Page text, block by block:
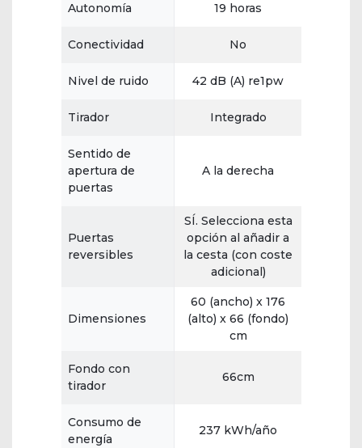
Autonomía 19 horas
Conectividad No
Nivel de ruido 42 dB (A) re1pw
Tirador Integrado
Sentido de
apertura de
puertas
A la derecha
Puertas
reversibles
SÍ. Selecciona esta
opción al añadir a
la cesta (con coste
adicional)
Dimensiones
60 (ancho) x 176
(alto) x 66 (fondo)
cm
Fondo con
tirador
66cm
Consumo de
energía
237 kWh/año